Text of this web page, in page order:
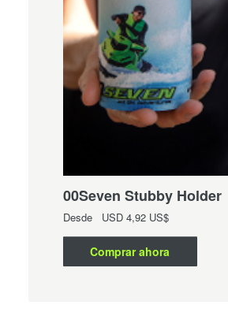
00Seven Stubby Holder
Desde USD 4,92 US$
Comprar ahora